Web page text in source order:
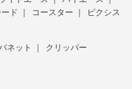
ド コースター ピクシス
ネット クリッパー